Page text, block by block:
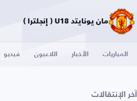
مان يونايتد U18 ( إنجلترا )
المباريات الأخبار اللاعبون فيديو
آخر الإنتقالات